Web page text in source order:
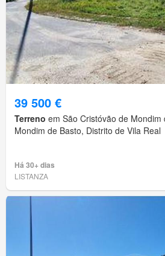
39 500 €
Terreno em São Cristóvão de
Mondim de Basto, Distrito de Vila Real
Há 30+ dias
LISTANZA